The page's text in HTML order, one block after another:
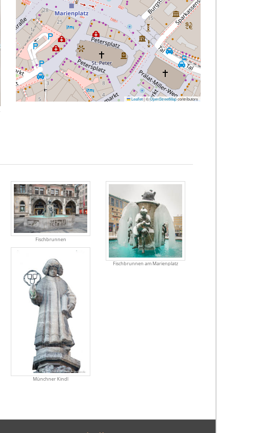
Leaflet|©OpenStreetMapcontributors
Fischbrunnen
Fischbrunnen am Marienplatz
Münchner Kindl